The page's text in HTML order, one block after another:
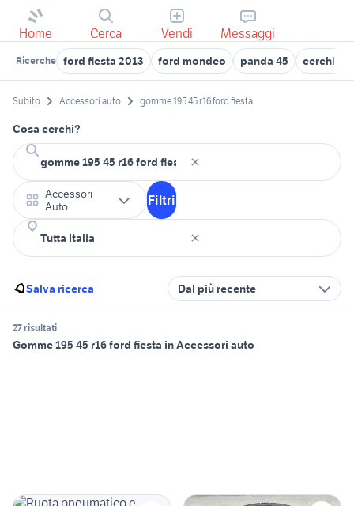
Home Cerca Vendi Messaggi
Ricerche ford fiesta 2013 ford mondeo panda 45 cerchi in
Subito Accessori auto gomme 195 45 r16 ford fiesta
Cosa cerchi?
Accessori
Auto
Filtri
Salva ricerca Dal più recente
27 risultati
Gomme 195 45 r16 ford fiesta in Accessori auto